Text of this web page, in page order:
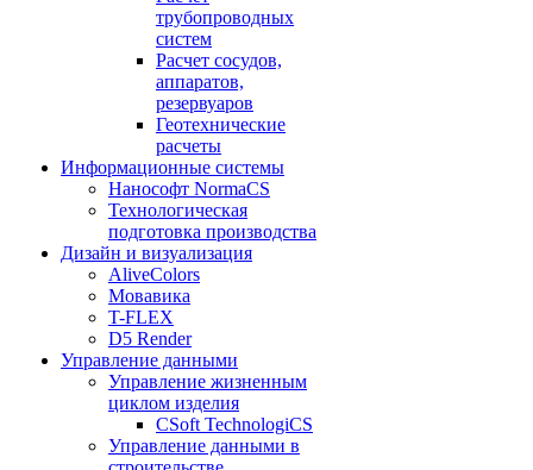
трубопроводных
систем
Расчет сосудов,
аппаратов,
резервуаров
Геотехнические
расчеты
Информационные системы
Нанософт NormaCS
Технологическая
подготовка производства
Дизайн и визуализация
AliveColors
Мовавика
T-FLEX
D5 Render
Управление данными
Управление жизненным
циклом изделия
CSoft TechnologiCS
Управление данными в